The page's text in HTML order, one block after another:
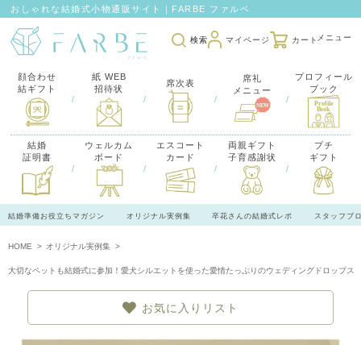
おしゃれな結婚式小物通販サイト｜FARBE ファルベ
検索 マイページ カート
顔合わせ
結ギフト
/
紙 WEB
招待状
/
席次表
/
席礼
メニュー
/
プロフィール
ブック
結婚
証明書
/
ウェルカム
ボード
/
エスコート
カード
/
両親ギフト
子育感謝状
/
プチ
ギフト
結婚準備お役立ちマガジン オリジナル実例集 卒花さんの結婚式レポ スタッフブ
HOME オリジナル実例集
大切なペットも結婚式に参加！愛犬シルエットを使った愛情たっぷりのウェディングドロップス
お気に入りリスト